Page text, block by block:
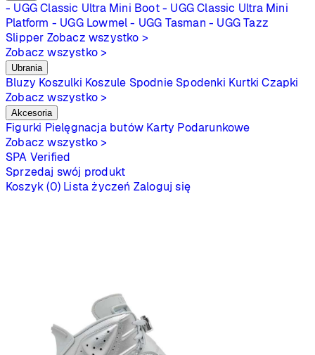
- UGG Classic Ultra Mini Boot - UGG Classic Ultra Mini
Platform - UGG Lowmel - UGG Tasman - UGG Tazz
Slipper Zobacz wszystko >
Zobacz wszystko >
Ubrania
Bluzy Koszulki Koszule Spodnie Spodenki Kurtki Czapki
Zobacz wszystko >
Akcesoria
Figurki Pielęgnacja butów Karty Podarunkowe
Zobacz wszystko >
SPA Verified
Sprzedaj swój produkt
Koszyk (0) Lista życzeń Zaloguj się